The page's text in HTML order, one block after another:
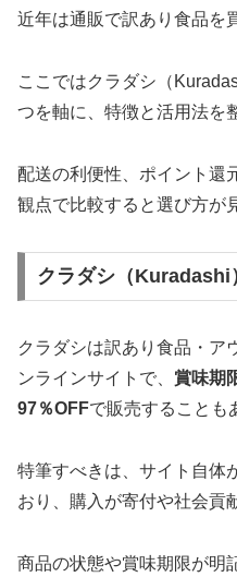
近年は通販で訳あり食品を
ここではクラダシ（
つを軸に、特徴と活用法を
配送の利便性、ポイント還
観点で比較すると選び方が
クラダシ（Kuradashi
クラダシは訳あり食品・ア
ンラインサイトで、 賞味期
97％OFFで販売することも
特筆すべきは、サイト自体
おり、購入が寄付や社会貢
商品の状態や賞味期限が明